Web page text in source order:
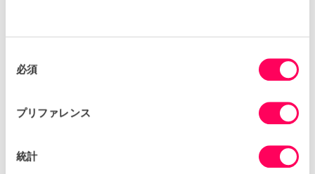
必須
プリファレンス
統計
通じて、実務で活用できるアプローチや示唆
【登壇者
安達 盛光 氏（ミズノ株式会社）、金子 絵美子
氏（SGSジャパン株式会社）長谷部 道丈 氏
塚田 智宏 弁護士
（森・濱田松本法律事務所）